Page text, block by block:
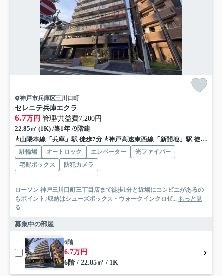
神戸市兵庫区三川口町
セレニテ兵庫エクラ
6.7万円 管理/共益費7,200円
22.85㎡ (1K) /築1年 /9階建
山陽本線「兵庫」駅 徒歩7分
神戸高速東西線「新開地」駅 徒歩7分
駐輪場 オートロック エレベーター
光ファイバー
宅配ボックス
防犯カメラ
ローソン 神戸三川口町三丁目店まで徒歩1分と近場にコンビニがあるの
もポイント♪収納はシューズボックス・ウォークインクロゼ... もっと見
る
募集中の部屋
6階
6.7万円
6階 / 22.85㎡ / 1K